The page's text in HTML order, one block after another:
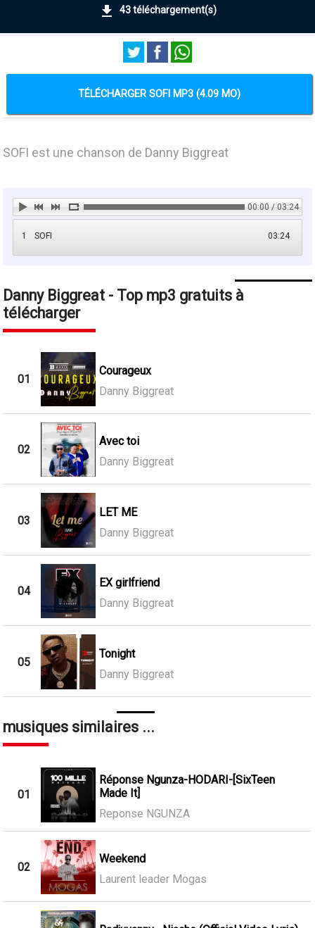
43 téléchargement(s)
TÉLÉCHARGER SOFI MP3 (4.09 MO)
SOFI est une chanson de Danny Biggreat
00:00 / 03:24
1 03:24
SOFI
Danny Biggreat - Top mp3 gratuits à
télécharger
01
Courageux
Danny Biggreat
02
Avec toi
Danny Biggreat
03
LET ME
Danny Biggreat
04
EX girlfriend
Danny Biggreat
05
Tonight
Danny Biggreat
musiques similaires ...
01
Réponse Ngunza-HODARI-[SixTeen
Made It]
Reponse NGUNZA
02
Weekend
Laurent leader Mogas